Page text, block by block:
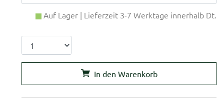
Auf Lager | Lieferzeit 3-7 Werktage innerhalb Dt.
In den Warenkorb